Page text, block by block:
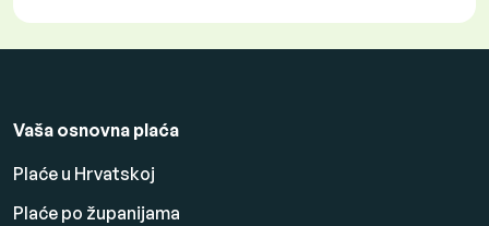
Vaša osnovna plaća
Plaće u Hrvatskoj
Plaće po županijama